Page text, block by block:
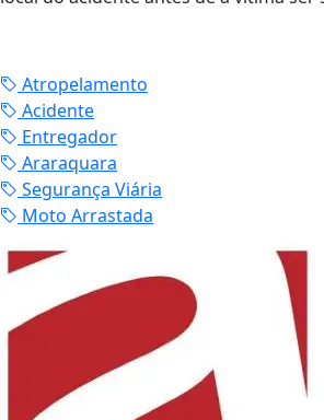
Atropelamento
Acidente
Entregador
Araraquara
Segurança Viária
Moto Arrastada